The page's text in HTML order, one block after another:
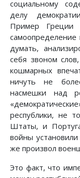
социальному
делу
Пример Греции
думать,
себя звоном
кошмарных
ничуть не
насмешки над
республики, не
Штаты, и
войны
же произвол
Это факт, что